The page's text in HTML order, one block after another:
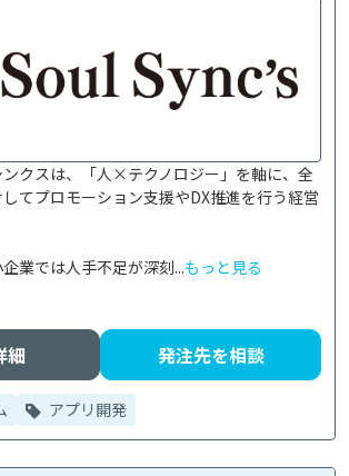
クスは、「人×テクノロジー」を軸に、全
てプロモーション支援やDX推進を行う経営
業では人手不足が深刻...もっと見る
細 発注先を相談
アプリ開発